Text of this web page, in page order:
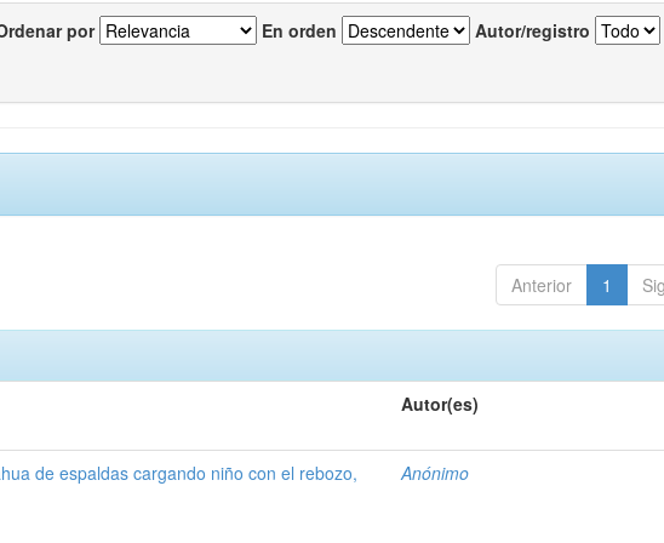
por En orden Autor/registro
Anterior 1
Autor(es)
de espaldas cargando niño con el rebozo,
Anónimo